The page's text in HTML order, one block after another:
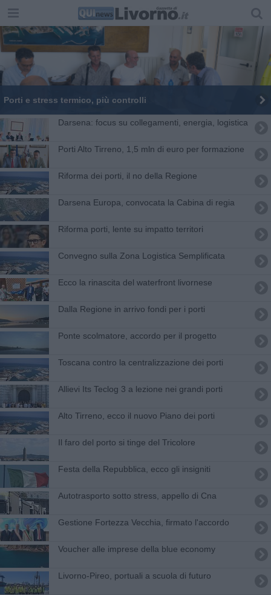
Porti e stress termico, più controlli
Darsena: focus su collegamenti, energia, logistica
Porti Alto Tirreno, 1,5 mln di euro per formazione
Riforma dei porti, il no della Regione
Darsena Europa, convocata la Cabina di regia
Riforma porti, lente su impatto territori
Convegno sulla Zona Logistica Semplificata
Ecco la rinascita del waterfront livornese
Dalla Regione in arrivo fondi per i porti
Ponte scolmatore, accordo per il progetto
Toscana contro la centralizzazione dei porti
Allievi Its Teclog 3 a lezione nei grandi porti
Alto Tirreno, ecco il nuovo Piano dei porti
Il faro del porto si tinge del Tricolore
Festa della Repubblica, ecco gli insigniti
Autotrasporto sotto stress, appello di Cna
Gestione Fortezza Vecchia, firmato l'accordo
Voucher alle imprese della blue economy
Livorno-Pireo, portuali a scuola di futuro